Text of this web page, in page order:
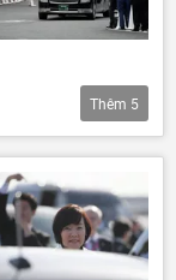
Thêm 5